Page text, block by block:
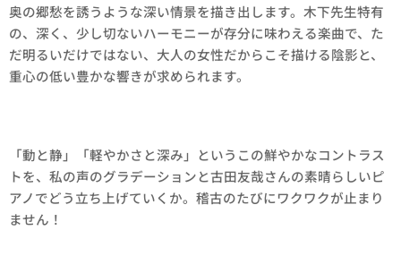
奥の郷愁を誘うような深い情景を描き出します。木下先生特有
の、深く、少し切ないハーモニーが存分に味わえる楽曲で、た
だ明るいだけではない、大人の女性だからこそ描ける陰影と、
重心の低い豊かな響きが求められます。
「動と静」「軽やかさと深み」というこの鮮やかなコントラス
トを、私の声のグラデーションと古田友哉さんの素晴らしいピ
アノでどう立ち上げていくか。稽古のたびにワクワクが止まり
ません！